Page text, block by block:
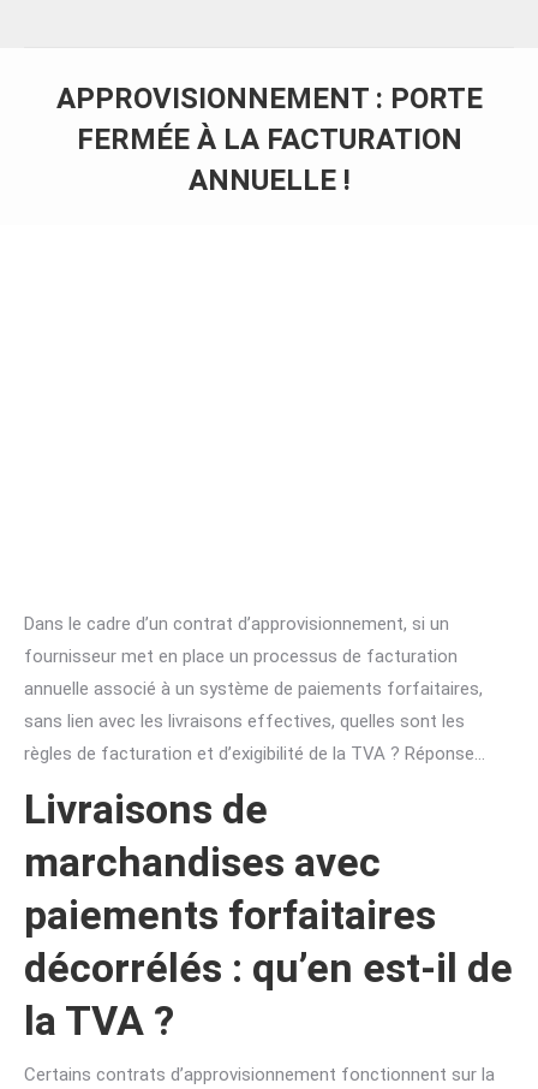
APPROVISIONNEMENT : PORTE
FERMÉE À LA FACTURATION
ANNUELLE !
Dans le cadre d’un contrat d’approvisionnement, si un
fournisseur met en place un processus de facturation
annuelle associé à un système de paiements forfaitaires,
sans lien avec les livraisons effectives, quelles sont les
règles de facturation et d’exigibilité de la TVA ? Réponse…
Livraisons de
marchandises avec
paiements forfaitaires
décorrélés : qu’en est-il de
la TVA ?
Certains contrats d’approvisionnement fonctionnent sur la